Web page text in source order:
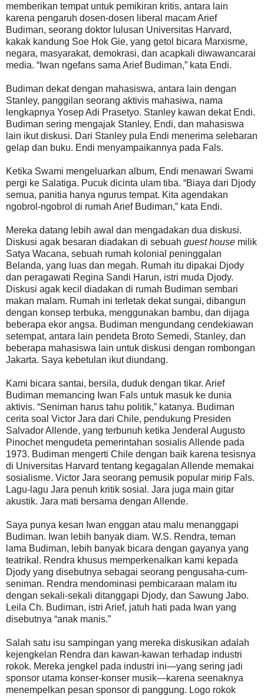
memberikan tempat untuk pemikiran kritis, antara lain
karena pengaruh dosen-dosen liberal macam Arief
Budiman, seorang doktor lulusan Universitas Harvard,
kakak kandung Soe Hok Gie, yang getol bicara Marxisme,
negara, masyarakat, demokrasi, dan acapkali diwawancarai
media. “Iwan ngefans sama Arief Budiman,” kata Endi.
Budiman dekat dengan mahasiswa, antara lain dengan
Stanley, panggilan seorang aktivis mahasiwa, nama
lengkapnya Yosep Adi Prasetyo. Stanley kawan dekat Endi.
Budiman sering mengajak Stanley, Endi, dan mahasiswa
lain ikut diskusi. Dari Stanley pula Endi menerima selebaran
gelap dan buku. Endi menyampaikannya pada Fals.
Ketika Swami mengeluarkan album, Endi menawari Swami
pergi ke Salatiga. Pucuk dicinta ulam tiba. “Biaya dari Djody
semua, panitia hanya ngurus tempat. Kita agendakan
ngobrol-ngobrol di rumah Arief Budiman,” kata Endi.
Mereka datang lebih awal dan mengadakan dua diskusi.
Diskusi agak besaran diadakan di sebuah guest house milik
Satya Wacana, sebuah rumah kolonial peninggalan
Belanda, yang luas dan megah. Rumah itu dipakai Djody
dan peragawati Regina Sandi Harun, istri muda Djody.
Diskusi agak kecil diadakan di rumah Budiman sembari
makan malam. Rumah ini terletak dekat sungai, dibangun
dengan konsep terbuka, menggunakan bambu, dan dijaga
beberapa ekor angsa. Budiman mengundang cendekiawan
setempat, antara lain pendeta Broto Semedi, Stanley, dan
beberapa mahasiswa lain untuk diskusi dengan rombongan
Jakarta. Saya kebetulan ikut diundang.
Kami bicara santai, bersila, duduk dengan tikar. Arief
Budiman memancing Iwan Fals untuk masuk ke dunia
aktivis. “Seniman harus tahu politik,” katanya. Budiman
cerita soal Victor Jara dari Chile, pendukung Presiden
Salvador Allende, yang terbunuh ketika Jenderal Augusto
Pinochet mengudeta pemerintahan sosialis Allende pada
1973. Budiman mengerti Chile dengan baik karena tesisnya
di Universitas Harvard tentang kegagalan Allende memakai
sosialisme. Victor Jara seorang pemusik popular mirip Fals.
Lagu-lagu Jara penuh kritik sosial. Jara juga main gitar
akustik. Jara mati bersama dengan Allende.
Saya punya kesan Iwan enggan atau malu menanggapi
Budiman. Iwan lebih banyak diam. W.S. Rendra, teman
lama Budiman, lebih banyak bicara dengan gayanya yang
teatrikal. Rendra khusus memperkenalkan kami kepada
Djody yang disebutnya sebagai seorang pengusaha-cum-
seniman. Rendra mendominasi pembicaraan malam itu
dengan sekali-sekali ditanggapi Djody, dan Sawung Jabo.
Leila Ch. Budiman, istri Arief, jatuh hati pada Iwan yang
disebutnya “anak manis.”
Salah satu isu sampingan yang mereka diskusikan adalah
kejengkelan Rendra dan kawan-kawan terhadap industri
rokok. Mereka jengkel pada industri ini—yang sering jadi
sponsor utama konser-konser musik—karena seenaknya
menempelkan pesan sponsor di panggung. Logo rokok